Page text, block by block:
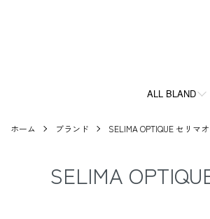
ALL BLAND
ホーム ブランド SELIMA OPTIQUE セリマ
SELIMA